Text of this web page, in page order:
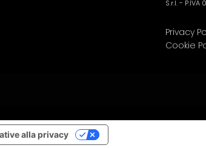
S.r.l. - P.IVA
Privacy
Cookie
alla privacy